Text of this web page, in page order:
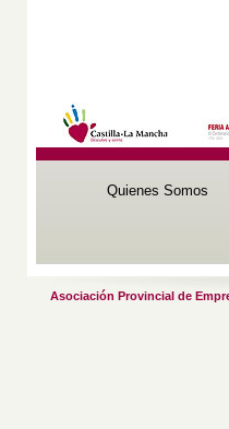
Quienes Somos
Asociación Provincial de